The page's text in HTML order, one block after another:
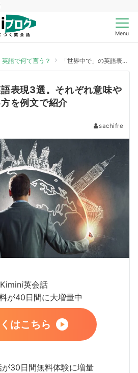
Menu
英語で何て言う？ 「世界中で」の英語表現3選。それぞれ意味や違い、正しい使い方を例文で紹介
語表現3選。それぞれ意味や
を例文で紹介
sachifre
Kimini英会話
が40日間に大増量中
はこちら
30日間無料体験に増量